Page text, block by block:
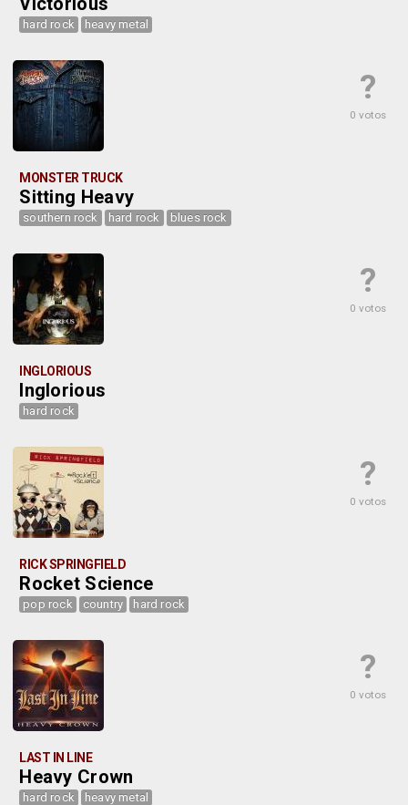
hard rock heavy metal
?
0 votos
MONSTER TRUCK
Sitting Heavy
southern rock hard rock blues rock
?
0 votos
INGLORIOUS
Inglorious
hard rock
?
0 votos
RICK SPRINGFIELD
Rocket Science
pop rock country hard rock
?
0 votos
LAST IN LINE
Heavy Crown
hard rock heavy metal